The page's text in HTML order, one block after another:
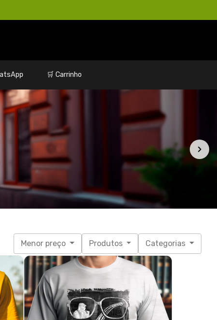
🛒 Carrinho
Menor preço
Olavo tem razão